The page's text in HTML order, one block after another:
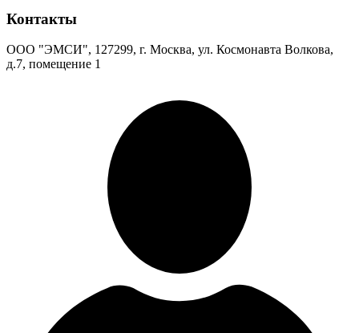
Контакты
ООО "ЭМСИ", 127299, г. Москва, ул. Космонавта Волкова,
д.7, помещение 1